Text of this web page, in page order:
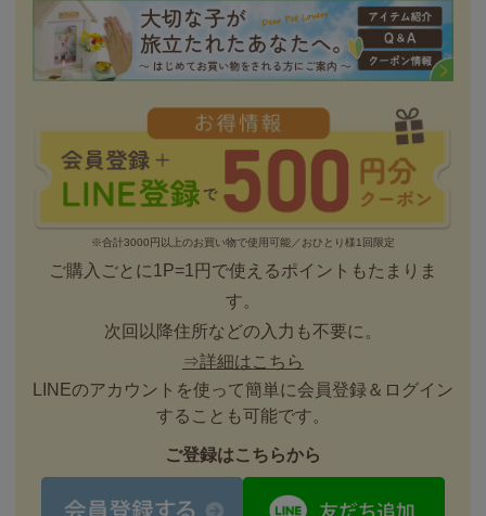
※合計3000円以上のお買い物で使用可能／おひとり様1回限定
ご購入ごとに1P=1円で使えるポイントもたまりま
す。
次回以降住所などの入力も不要に。
⇒詳細はこちら
LINEのアカウントを使って簡単に会員登録＆ログイン
することも可能です。
ご登録はこちらから